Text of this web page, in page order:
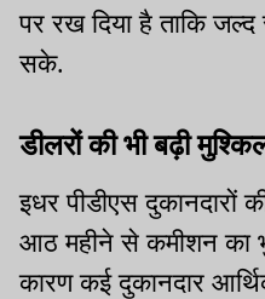
पर रख दिया है ताकि जल्द
सके.
डीलरों की भी बढ़ी
इधर पीडीएस दुकानदारों
आठ महीने से कमीशन का
कारण कई दुकानदार